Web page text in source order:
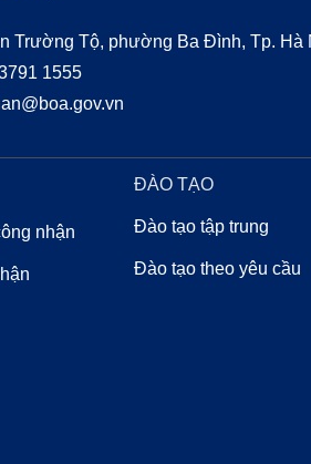
Trường Tộ, phường Ba Đình, Tp. Hà
1555
nhận
BOA EDUCATION
ĐÀO TẠO
Đào tạo tập trung
Đào tạo theo yêu cầu